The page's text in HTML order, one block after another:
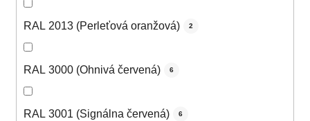
RAL 2013 (Perleťová oranžová) 2
RAL 3000 (Ohnivá červená) 6
RAL 3001 (Signálna červená) 6